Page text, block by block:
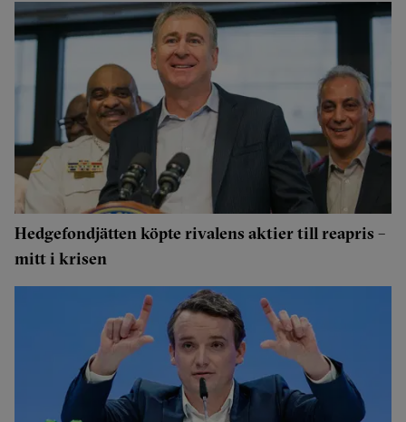
Hedgefondjätten köpte rivalens aktier till reapris –
mitt i krisen